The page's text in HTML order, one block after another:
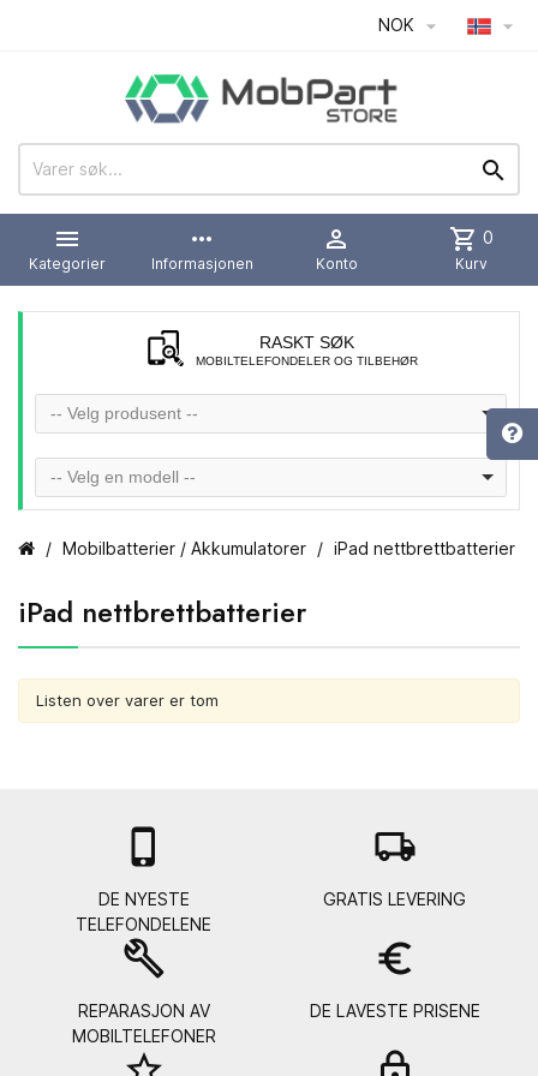
NOK  


Kategorier
more_horiz
Informasjonen

Konto
shopping_cart 0
Kurv
RASKT SØK
MOBILTELEFONDELER OG TILBEHØR
-- Velg produsent --
-- Velg en modell --
Mobilbatterier / Akkumulatorer iPad nettbrettbatterier
iPad nettbrettbatterier
Listen over varer er tom

DE NYESTE
TELEFONDELENE
local_shipping
GRATIS LEVERING
build
REPARASJON AV
MOBILTELEFONER
euro_symbol
DE LAVESTE PRISENE